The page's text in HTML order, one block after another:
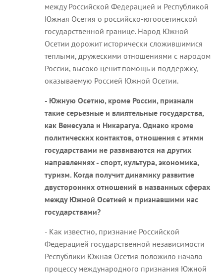
между Российской Федерацией и Республикой
Южная Осетия о российско-югоосетинской
государственной границе. Народ Южной
Осетии дорожит исторически сложившимися
теплыми, дружескими отношениями с народом
России, высоко ценит помощь и поддержку,
оказываемую Россией Южной Осетии.
- Южную Осетию, кроме России, признали
такие серьезные и влиятельные государства,
как Венесуэла и Никарагуа. Однако кроме
политических контактов, отношения с этими
государствами не развиваются на других
направлениях - спорт, культура, экономика,
туризм. Когда получит динамику развитие
двусторонних отношений в названных сферах
между Южной Осетией и признавшими нас
государствами?
- Как известно, признание Российской
Федерацией государственной независимости
Республики Южная Осетия положило начало
процессу международного признания Южной